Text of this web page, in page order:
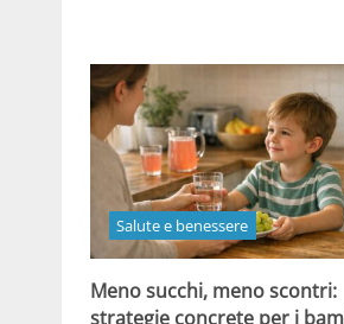
Salute e benessere
Meno succhi, meno scontri:
strategie concrete per i